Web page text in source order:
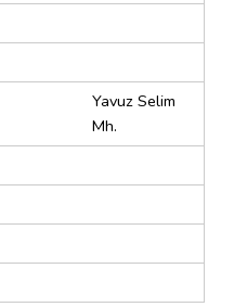
Yavuz Selim
Mh.